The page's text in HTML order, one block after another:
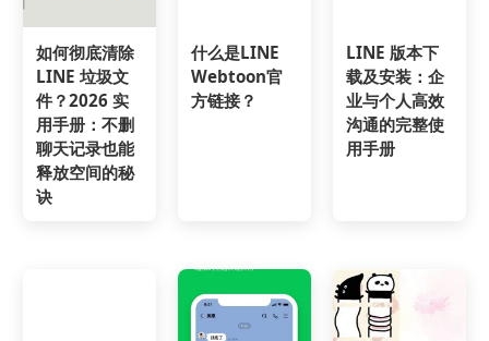
如何彻底清除
LINE 垃圾文
件？2026 实
用手册：不删
聊天记录也能
释放空间的秘
诀
什么是LINE
Webtoon官
方链接？
LINE 版本下
载及安装：企
业与个人高效
沟通的完整使
用手册